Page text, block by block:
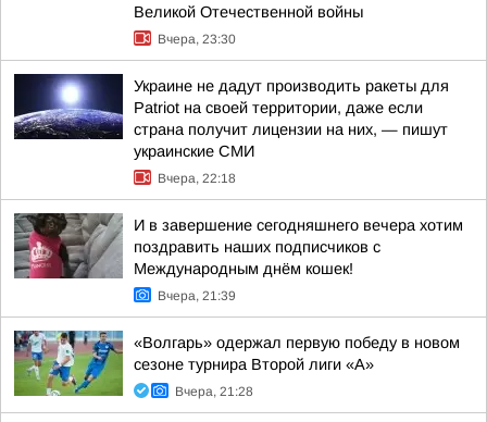
Великой Отечественной войны
Вчера, 23:30
Украине не дадут производить ракеты для
Patriot на своей территории, даже если
страна получит лицензии на них, — пишут
украинские СМИ
Вчера, 22:18
И в завершение сегодняшнего вечера хотим
поздравить наших подписчиков с
Международным днём кошек!
Вчера, 21:39
«Волгарь» одержал первую победу в новом
сезоне турнира Второй лиги «А»
Вчера, 21:28